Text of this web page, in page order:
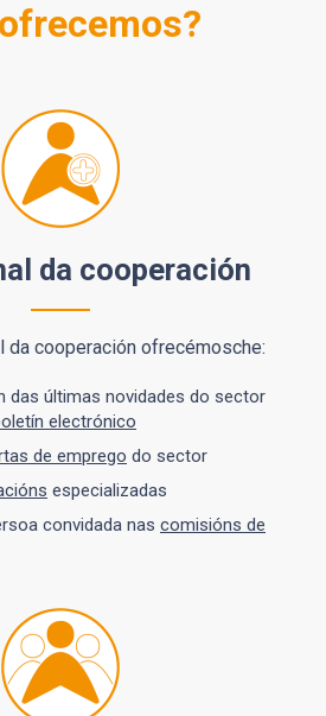
da cooperación
da cooperación ofrecémosche:
das últimas novidades do sector
electrónico
de emprego do sector
especializadas
convidada nas comisións de